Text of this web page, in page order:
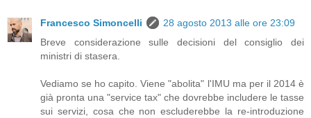
Francesco Simoncelli
28 agosto 2013 alle ore 23:09
Breve considerazione sulle decisioni del consiglio dei
ministri di stasera.
Vediamo se ho capito. Viene "abolita" l'IMU ma per il 2014 è
già pronta una "service tax" che dovrebbe includere le tasse
sui servizi, cosa che non escluderebbe la re-introduzione